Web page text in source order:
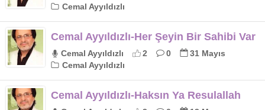
Cemal Ayyıldızlı
Cemal Ayyıldızlı-Her Şeyin Bir Sahibi Var
Cemal Ayyıldızlı 2 0
31 Mayıs
Cemal Ayyıldızlı
Cemal Ayyıldızlı-Haksın Ya Resulallah